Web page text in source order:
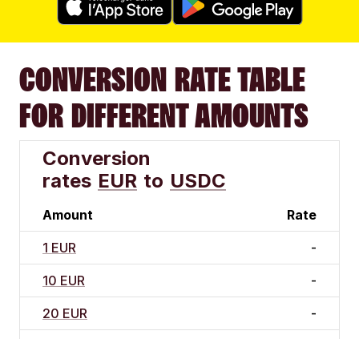
CONVERSION RATE TABLE
FOR DIFFERENT AMOUNTS
Conversion
rates EUR to USDC
Amount Rate
1 EUR -
10 EUR -
20 EUR -